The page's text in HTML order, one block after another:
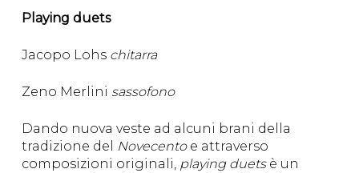
Playing duets
Jacopo Lohs chitarra
Zeno Merlini sassofono
Dando nuova veste ad alcuni brani della
tradizione del
Novecentoe attraverso
composizioni originali, playing duetsè un